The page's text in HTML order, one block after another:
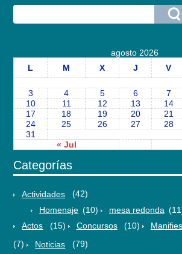
agosto 2026
L
M X J V
« Jul
3
4 5 6 7
10
11 12 13 14
17
18 19 20 21
24
25 26 27 28
31
Categorías
Actividades
(42)
Homenaje (10) mesa redonda
Actos
(15) Concursos (10)
(7)
Noticias
(79)